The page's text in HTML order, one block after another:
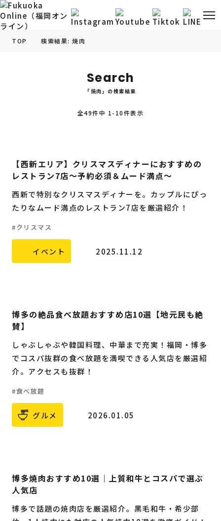
観光・お出かけ情報
福岡のフィットネス情報
福岡の暮らし情報
福岡のビジネス
TOP 検索結果: 焼肉
Search
「焼肉」の検索結果
全49件中 1-10件表示
【西新エリア】クリスマスディナーにおすすめの
レストラン7店〜予約必須＆ムード満点〜
西新で特別なクリスマスディナーを。カップルにぴっ
たりなムード満点のレストラン7店を厳選紹介！
クリスマス
イベント 2025.11.12
博多の絶品食べ放題おすすめ店10選【地元民も絶
賛】
しゃぶしゃぶや韓国料理、中華まで充実！福岡・博多
でコスパ抜群の食べ放題を満喫できる人気店を厳選紹
介。アクセスも抜群！
食べ放題
グルメ 2026.01.05
博多焼肉おすすめ10選｜上質和牛とコスパで選ぶ
人気店
博多で話題の焼肉店を厳選紹介。黒毛和牛・希少部